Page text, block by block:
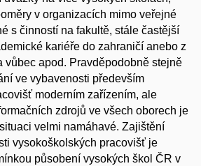
v organizacích mimo veřejné
s činností na fakultě, stále častější
kariéře do zahraničí anebo z
vůbec apod. Pravděpodobně stejně
ve vybavenosti především
moderním zařízením, ale
zdrojů ve všech oborech je
velmi namáhavé. Zajištění
vysokoškolských pracovišť je
působení vysokých škol ČR v